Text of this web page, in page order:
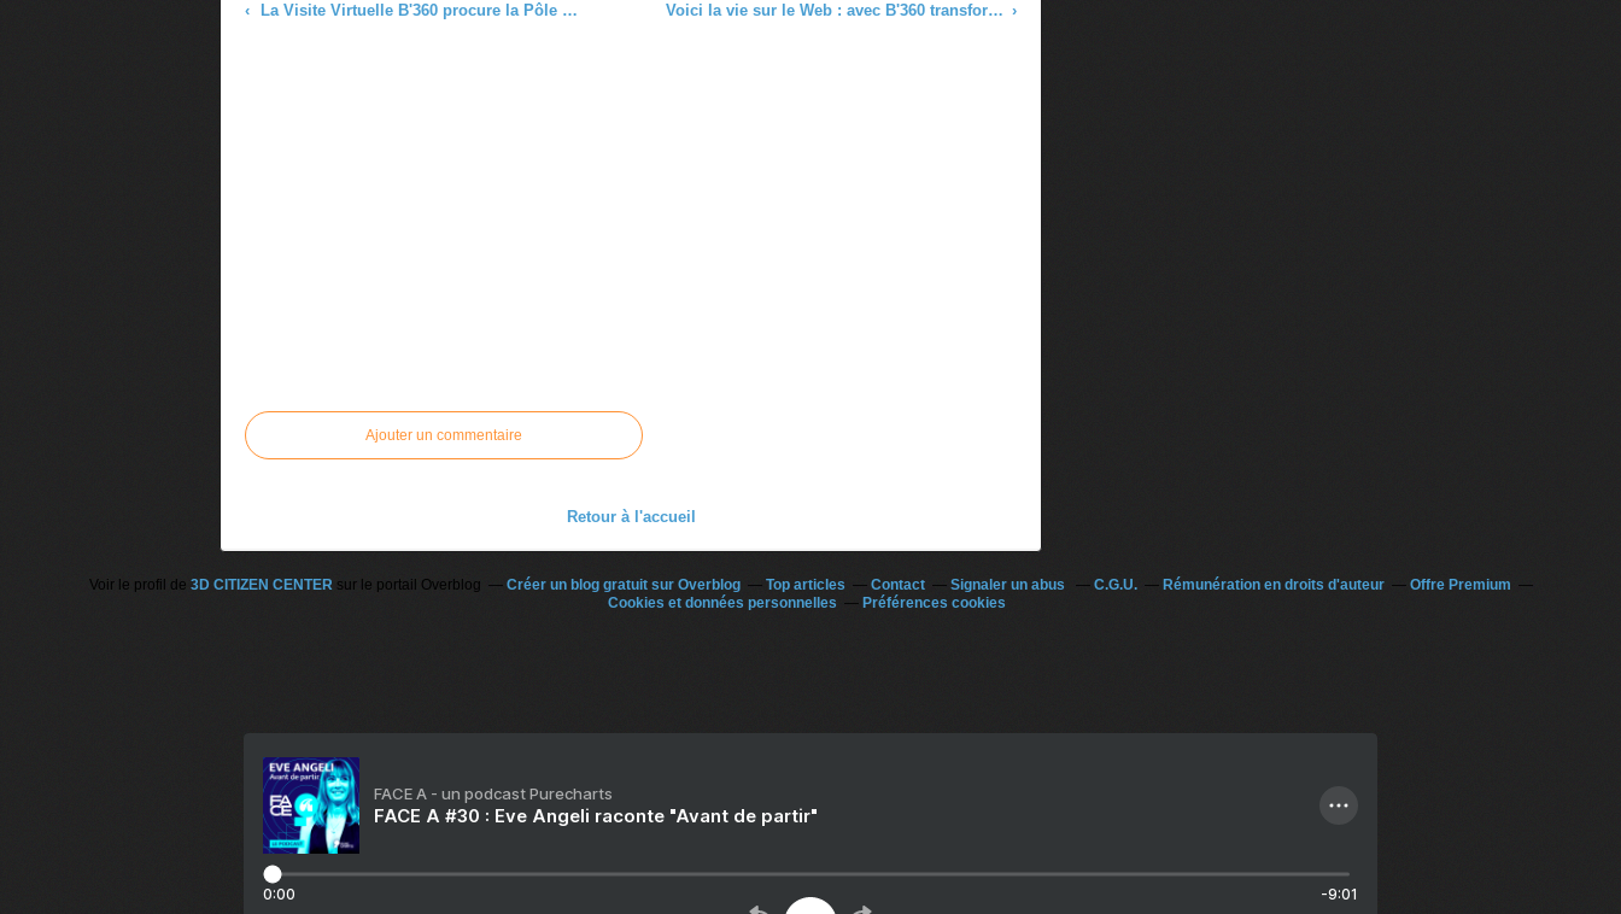
La Visite Virtuelle B'360 procure la Pôle Position dans les moteurs de recherche par du référencement naturel - Compatible Mots-clés sponsorisés ›
Voici la vie sur le Web : avec B'360 transformez les internautes en utilisateurs actifs pour être des acteurs motivés
Ajouter un commentaire
Retour à l'accueil
Voir le profil de 3D CITIZEN CENTERsur le portail Overblog Créer un blog gratuit sur Overblog Top articles Contact Signaler un abus C.G.U. Rémunération en droits d'auteur
Offre Premium
Cookies et données personnelles
Préférences cookies
FACE A - un podcast Purecharts
FACE A #30 : Eve Angeli raconte "Avant de partir"
0:00 -9:01